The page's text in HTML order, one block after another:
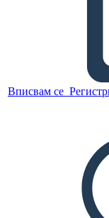
Вписвам се
този
НА
ЧЕТИ МИ